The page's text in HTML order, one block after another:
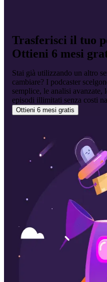
Trasferisci il tuo
Ottieni 6 mesi
Stai già utilizzando un altro
cambiare? I podcaster
semplice, le analisi
episodi illimitati senza costi
Ottieni 6 mesi gratis